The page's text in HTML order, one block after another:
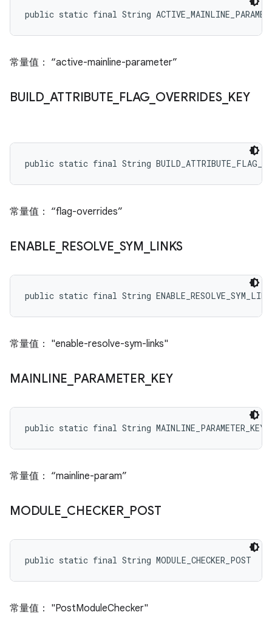
public static final String
常量值： “active-mainline-parameter”
BUILD_ ATTRIBUTE FLAG OVERRIDES_ KEY
public static final String
常量值： “flag-overrides”
ENABLE RESOLVE _SYM LINKS
public static final String
常量值： "enable-resolve-sym-links"
MAINLINE PARAMETER_ KEY
public static final String MAINLINE_PARAMETER_KEY
常量值： “mainline-param”
MODULE CHECKER_ POST
public static final String MODULE_CHECKER_POST
常量值： "PostModuleChecker"